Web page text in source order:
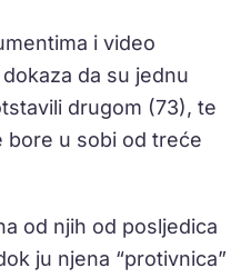
i video
da su jednu
drugom (73), te
bore u sobi od treće
od njih od posljedica
ju njena “protivnica”